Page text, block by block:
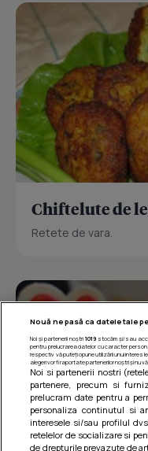
Chiftelute de
Retete de vara.
Nouă ne pasă ca datele tale
Noi și partenerii noștri 1019stocăm și/sau
pentru prelucrarea datelor cu caracter
respectiv vă puteți opune utilizării unui interes
alegeri vor fi raportate partenerilor noștri și nu
Noi si partenerii nostri
partenere, precum si
prelucram date pentru a
personaliza continutul si
interesele si/sau profilul
retelelor de socializare si
de drepturile prevazute de